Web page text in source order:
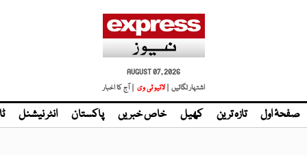
AUGUST 07, 2026
اشتہار لگائیں |
| آج کا اخبار
صفحۂ اول تازہ ترین کھیل خاص خبریں پاکستان انٹر نیشنل